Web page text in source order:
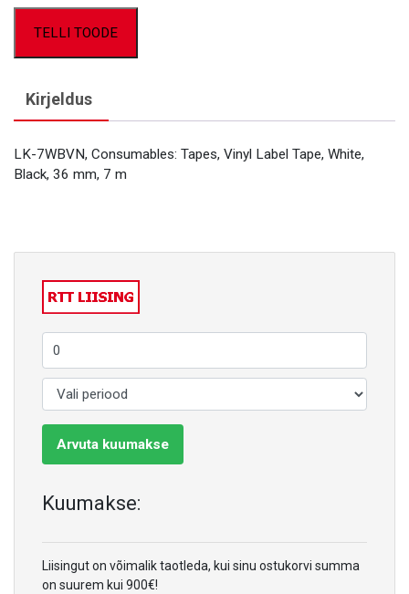
TELLI TOODE
Kirjeldus
LK-7WBVN, Consumables: Tapes, Vinyl Label Tape, White,
Black, 36 mm, 7 m
Arvuta kuumakse
Kuumakse:
Liisingut on võimalik taotleda, kui sinu ostukorvi summa
on suurem kui 900€!